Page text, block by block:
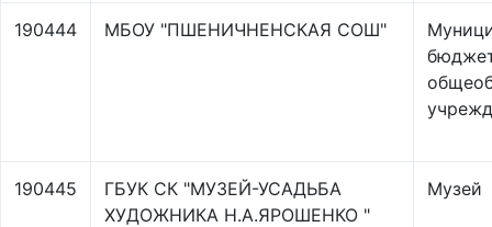
190444 МБОУ "ПШЕНИЧНЕНСКАЯ СОШ"
190445
ГБУК СК "МУЗЕЙ-УСАДЬБА
ХУДОЖНИКА Н.А.ЯРОШЕНКО "
Музей